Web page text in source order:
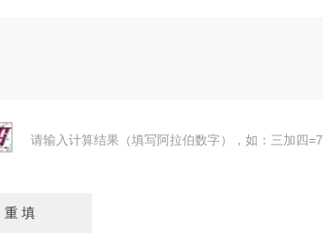
请输入计算结果（填写阿拉伯数字），如：三加四=7